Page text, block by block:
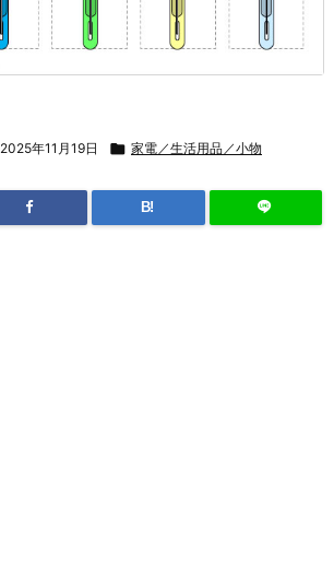
2025年11月19日  家電／生活用品／小物
B!